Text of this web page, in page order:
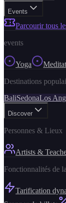
Events
Parcourir tous
events
Yoga
Destinations
BaliSedonaLos
Discover
Personnes & Lieux
Artists &
Fonctionnalités de
Tarification